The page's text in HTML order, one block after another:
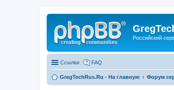
Российский
Ссылки FAQ
GregTechRus.Ru - На главную Форум